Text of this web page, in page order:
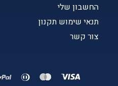
החשבון שלי
תנאי שימוש תקנון
צור קשר